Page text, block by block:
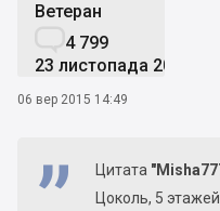
Ветеран
4 799
23 листопада 2012
06 вер 2015 14:49
Цитата
Цоколь, 5